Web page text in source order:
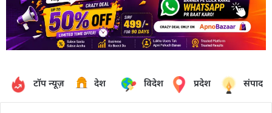
टॉप न्यूज़ देश विदेश प्रदेश